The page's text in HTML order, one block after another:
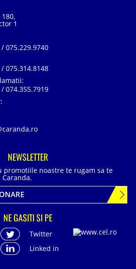
1
075.229.9740
075.314.8148
074.355.7919
NEWSLETTER
promotiile noastre te rugam sa te
NE GASITI SI PE
Twitter
Linked in